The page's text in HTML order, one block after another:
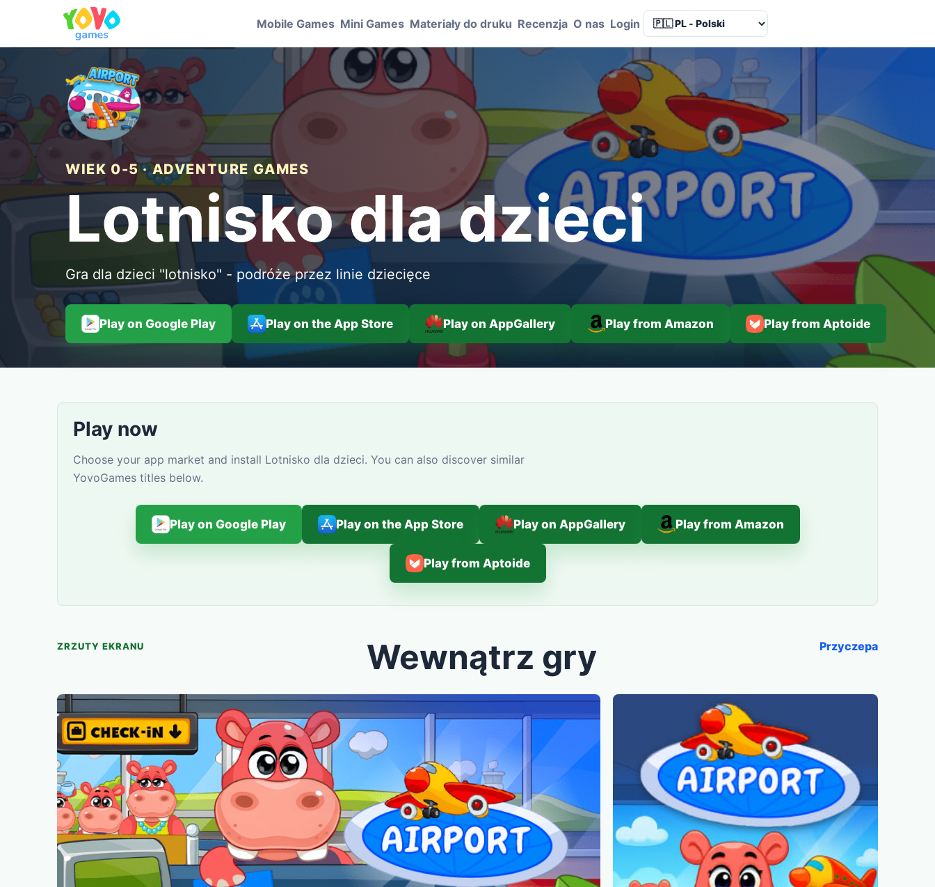
Mobile Games Mini Games Materiały do druku Recenzja O nas Login Language
WIEK 0-5 · ADVENTURE GAMES
Lotnisko dla dzieci
Gra dla dzieci "lotnisko" - podróże przez linie dziecięce
Play on Google Play Play on the App Store Play on AppGallery Play from Amazon Play from Aptoide
Play now
Choose your app market and install Lotnisko dla dzieci. You can also discover similar
YovoGames titles below.
Play on Google Play Play on the App Store Play on AppGallery Play from Amazon
Play from Aptoide
ZRZUTY EKRANU Wewnątrz gry Przyczepa